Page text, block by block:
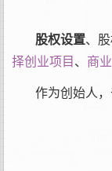
股权设置、
择创业项目 、 商
作为创始人，